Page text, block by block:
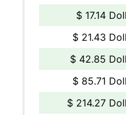
$ 17.14
$ 21.43
$ 42.85
$ 85.71
$ 214.27